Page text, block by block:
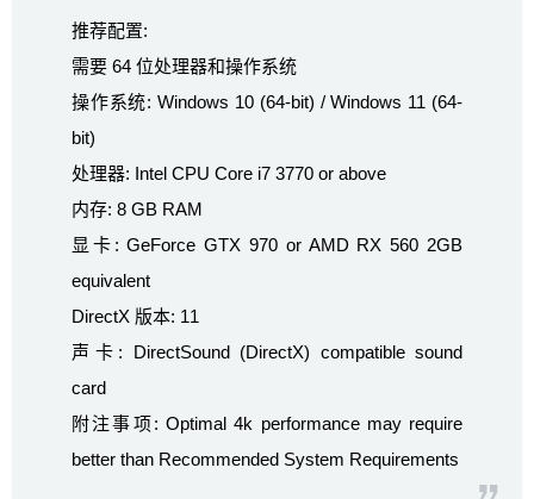
推荐配置:
需要 64 位处理器和操作系统
操作系统: Windows 10 (64-bit) / Windows 11 (64-
bit)
处理器: Intel CPU Core i7 3770 or above
内存: 8 GB RAM
显卡: GeForce GTX 970 or AMD RX 560 2GB
equivalent
DirectX 版本: 11
声卡: DirectSound (DirectX) compatible sound
card
附注事项: Optimal 4k performance may require
better than Recommended System Requirements